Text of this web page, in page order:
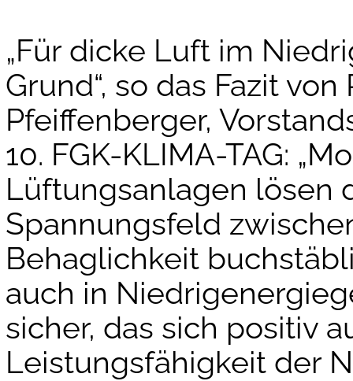
„Für dicke Luft im
Grund“, so das Fazit
Pfeiffenberger,
10. FGK-KLIMA-TAG:
Lüftungsanlagen lösen
Spannungsfeld
Behaglichkeit
auch in
sicher, das sich positiv
Leistungsfähigkeit der